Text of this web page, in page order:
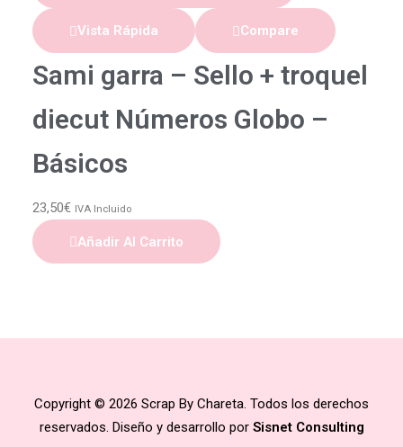
Vista Rápida Compare
Sami garra – Sello + troquel
diecut Números Globo –
Básicos
23,50€ IVA Incluido
Añadir Al Carrito
Copyright © 2026 Scrap By Chareta. Todos los derechos
reservados. Diseño y desarrollo por Sisnet Consulting